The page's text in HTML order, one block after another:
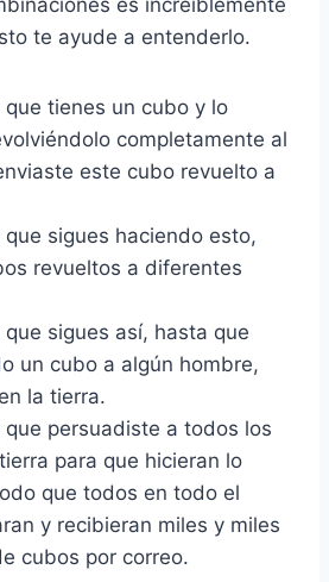
es increíblemente
te ayude a entenderlo.
que tienes un cubo y lo
completamente al
este cubo revuelto a
que sigues haciendo esto,
revueltos a diferentes
que sigues así, hasta que
un cubo a algún hombre,
la tierra.
que persuadiste a todos los
para que hicieran lo
que todos en todo el
y recibieran miles y miles
cubos por correo.